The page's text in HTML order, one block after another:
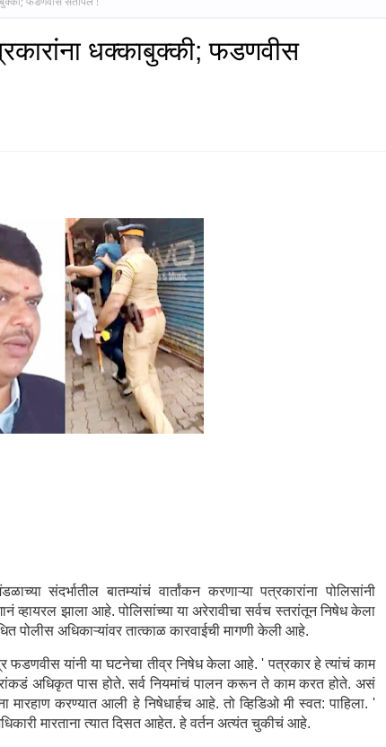
धक्काबुक्की; फडणवीस
संदर्भातील बातम्यांचं वार्तांकन करणाऱ्या पत्रकारांना पोलिसांनी
व्हायरल झाला आहे. पोलिसांच्या या अरेरावीचा सर्वच स्तरांतून निषेध केला
पोलीस अधिकाऱ्यांवर तात्काळ कारवाईची मागणी केली आहे.
फडणवीस यांनी या घटनेचा तीव्र निषेध केला आहे.'पत्रकार हे त्यांचं काम
अधिकृत पास होते. सर्व नियमांचं पालन करून ते काम करत होते. असं
मारहाण करण्यात आली हे निषेधार्हच आहे. तो व्हिडिओ मी स्वत: पाहिला. '
मारताना त्यात दिसत आहेत. हे वर्तन अत्यंत चुकीचं आहे.